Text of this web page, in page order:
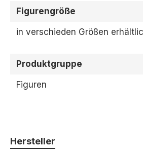
Figurengröße
in verschieden Größen
Produktgruppe
Figuren
Hersteller